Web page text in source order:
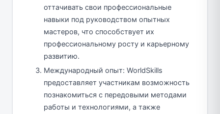
оттачивать свои профессиональные
навыки под руководством опытных
мастеров, что способствует их
профессиональному росту и карьерному
развитию.
Международный опыт: WorldSkills
предоставляет участникам возможность
познакомиться с передовыми методами
работы и технологиями, а также